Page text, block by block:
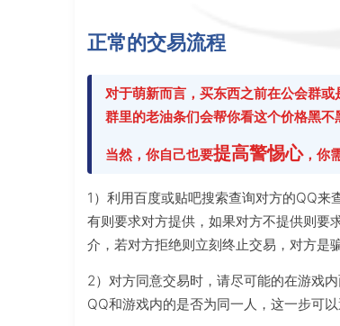
正常的交易流程
对于萌新而言，买东西之前在公会群
群里的老油条们会帮你看这个价格黑不
当然，你自己也要提高警惕心，你
1）利用百度或贴吧搜索查询对方的QQ来
有则要求对方提供，如果对方不提供则要
介，若对方拒绝则立刻终止交易，对方是骗
2）对方同意交易时，请尽可能的在游戏
QQ和游戏内的是否为同一人，这一步可以